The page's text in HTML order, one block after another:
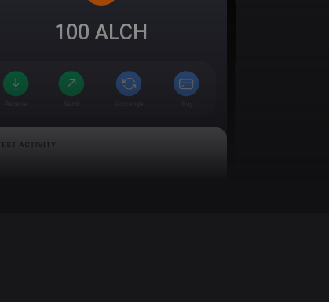
100 ALCH